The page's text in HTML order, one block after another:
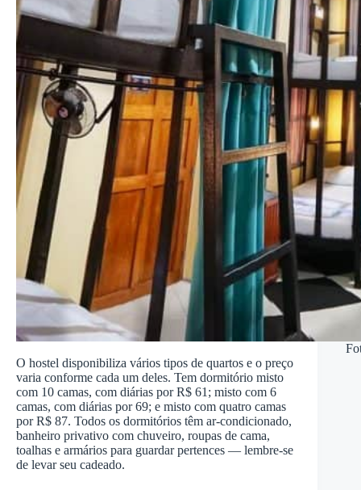
O hostel disponibiliza vários tipos de quartos e o preço
varia conforme cada um deles. Tem dormitório misto
com 10 camas, com diárias por R$ 61; misto com 6
camas, com diárias por 69; e misto com quatro camas
por R$ 87. Todos os dormitórios têm ar-condicionado,
banheiro privativo com chuveiro, roupas de cama,
toalhas e armários para guardar pertences — lembre-se
de levar seu cadeado.